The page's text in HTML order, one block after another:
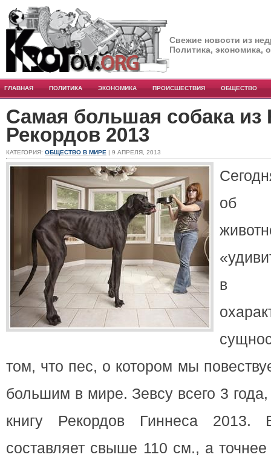
Свежие новости из
Политика, экономика,
ГЛАВНАЯ ПОЛИТИКА ЭКОНОМИКА ПРОИСШЕСТВИЯ ОБЩЕСТВО
Самая большая собака из
Рекордов 2013
КАТЕГОРИЯ: ОБЩЕСТВО В МИРЕ | 9 АПРЕЛЯ, 2013
об
в
том, что пес, о котором мы
большим в мире. Зевсу всего 3
книгу Рекордов Гиннеса 2013.
составляет свыше 110 см., а